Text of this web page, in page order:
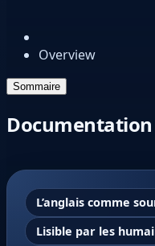
Overview
Sommaire
L’anglais comme
Lisible par les